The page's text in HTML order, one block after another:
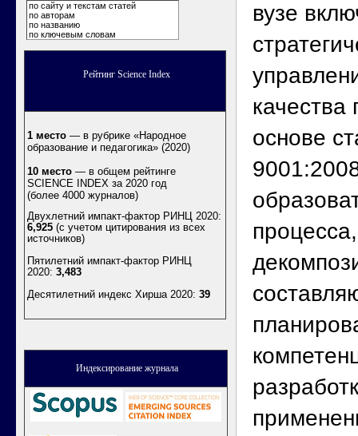
по сайту и текстам статей
по авторам
по названию
по ключевым словам
Рейтинг Science Index
1 место — в рубрике «Народное
образование и педагогика» (2020)
10 место — в общем рейтинге
SCIENCE INDEX за 2020 год
(более 4000 журналов)
Двухлетний импакт-фактор РИНЦ 2020:
6,925 (с учетом цитирования из всех
источников)
Пятилетний импакт-фактор РИНЦ
2020: 3,483
Десятилетний индекс Хирша 2020: 39
Индексирование журнала
вузе
качества
основе
процесса,